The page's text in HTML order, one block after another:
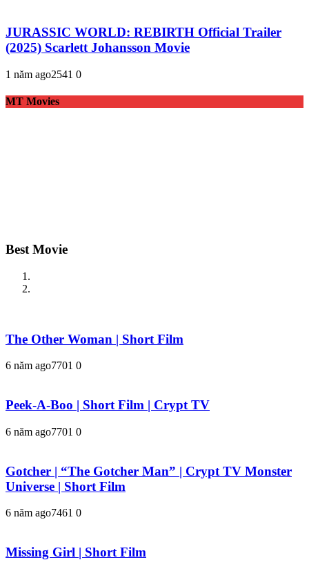
JURASSIC WORLD: REBIRTH Official Trailer
(2025) Scarlett Johansson Movie
1 năm ago2541 0
MT Movies
Best Movie
The Other Woman | Short Film
6 năm ago7701 0
Peek-A-Boo | Short Film | Crypt TV
6 năm ago7701 0
Gotcher | “The Gotcher Man” | Crypt TV Monster
Universe | Short Film
6 năm ago7461 0
Missing Girl | Short Film